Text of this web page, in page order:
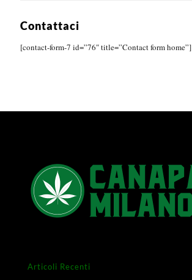
Contattaci
[contact-form-7 id=”76″ title=”Contact form home”]
Articoli Recenti